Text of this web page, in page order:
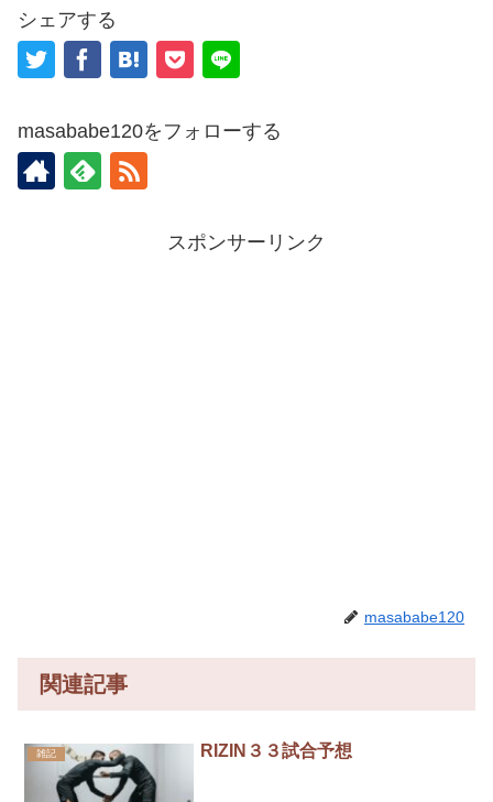
シェアする
masababe120をフォローする
スポンサーリンク
masababe120
関連記事
雑記 RIZIN３３試合予想